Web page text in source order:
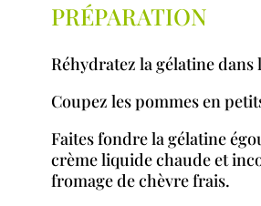
PRÉPARATION
Réhydratez la gélatine dans
Coupez les pommes en
Faites fondre la gélatine
crème liquide chaude et
fromage de chèvre frais.